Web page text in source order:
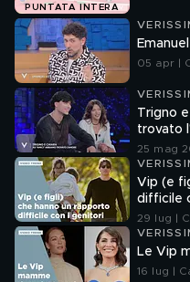
PUNTATA INTERA
05 apr |
Trigno
trovato
25 mag
Vip (e
difficile
29 lug |
Le Vip
16 lug |